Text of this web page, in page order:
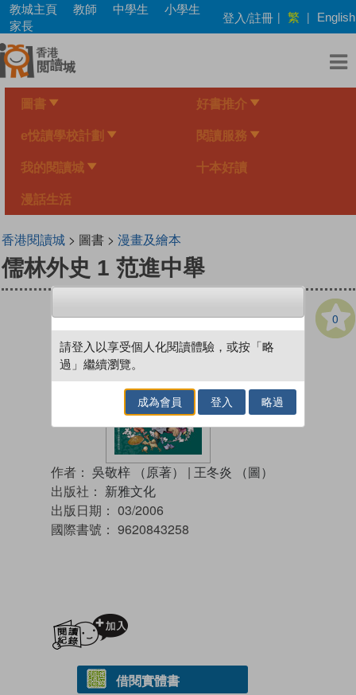
Skip
main
content
教城主頁 教師 中學生
小學生
家長
登入/註冊 | 繁 | English
圖書 好書推介
e悅讀學校計劃 閱讀服務
我的閱讀城 十本好讀
漫話生活
香港閱讀城> 圖書 > 漫畫及繪本
儒林外史 1 范進中舉
0
作者： 吳敬梓 （原著） | 王冬炎 （圖）
出版社： 新雅文化
出版日期： 03/2006
國際書號： 9620843258
借閱實體書
請登入以享受個人化閱讀體驗，或按「略
過」繼續瀏覽。
成為會員 登入 略過